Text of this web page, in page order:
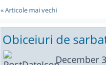
« Articole mai vechi
Obiceiuri de
December